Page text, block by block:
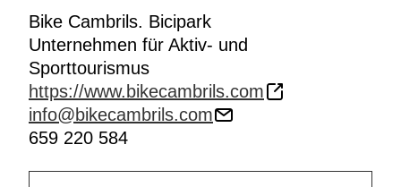
Bike Cambrils. Bicipark
Unternehmen für Aktiv- und
Sporttourismus
https://www.bikecambrils.com
info@bikecambrils.com
659 220 584